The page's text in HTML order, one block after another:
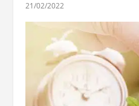
21/02/2022